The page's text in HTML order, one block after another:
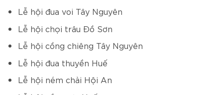
Lễ hội đua voi Tây Nguyên
Lễ hội chọi trâu Đồ Sơn
Lễ hội cồng chiêng Tây Nguyên
Lễ hội đua thuyền Huế
Lễ hội ném chài Hội An